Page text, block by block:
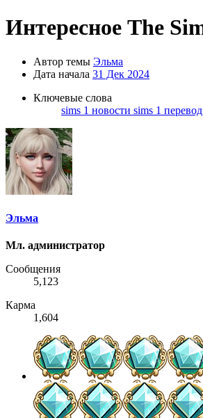
Интересное The
Автор темы Эльма
Дата начала 31 Дек 2024
Ключевые слова
sims 1 новости sims 1
Эльма
Мл. администратор
Сообщения
5,123
Карма
1,604